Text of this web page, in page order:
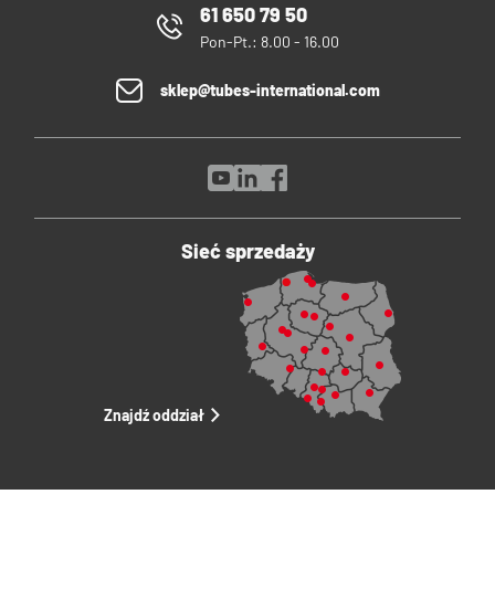
61 650 79 50
Pon-Pt.: 8.00 - 16.00
sklep@tubes-international.com
Sieć sprzedaży
Znajdź oddział